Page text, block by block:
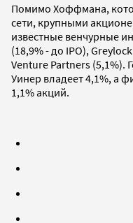
Помимо Хоффмана,
сети, крупными
известные венчурные
(18,9% - до IPO),
Venture Partners
Уинер владеет 4,1%, а
1,1% акций.